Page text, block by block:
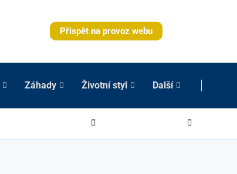
Přispět na provoz webu
Záhady Životní styl Další